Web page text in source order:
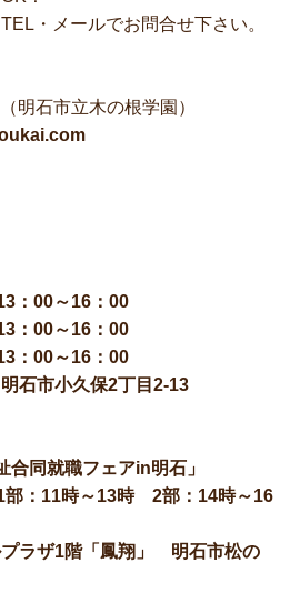
・メールでお問合せ下さい。
明石市立木の根学園）
：00～16：00
00～16：00
00～16：00
石市小久保2丁目2-13
同就職フェアin明石」
：11時～13時 2部：14時～16
ラザ1階「鳳翔」 明石市松の